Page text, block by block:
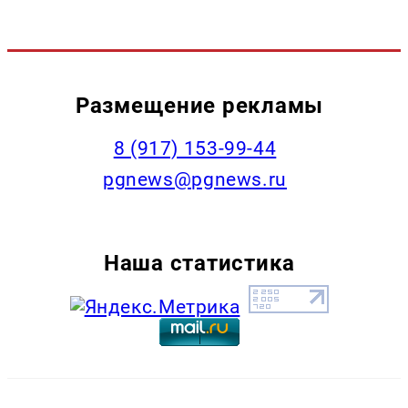
Размещение рекламы
‭8 (917) 153-99-44
pgnews@pgnews.ru
Наша статистика